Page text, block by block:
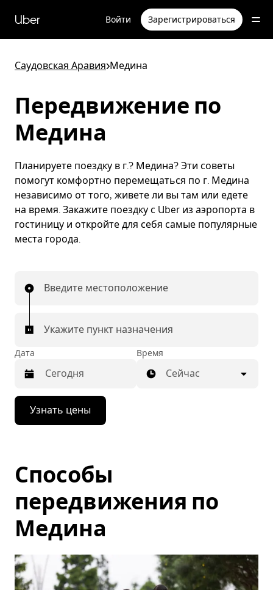
перейти
к
Uber Войти Зарегистрироваться
Саудовская Аравия>Медина
Передвижение по
Медина
Планируете поездку в г.? Медина? Эти советы
помогут комфортно перемещаться по г. Медина
независимо от того, живете ли вы там или едете
на время. Закажите поездку с Uber из аэропорта в
гостиницу и откройте для себя самые популярные
места города.
Введите местоположение
Укажите пункт назначения
Дата
Нажмите
стрелку
вниз,
календарю
и
дату.
Чтобы
закрыть
календарь,
Esc.
Время
Сейчас
Узнать цены
Способы
передвижения по
Медина